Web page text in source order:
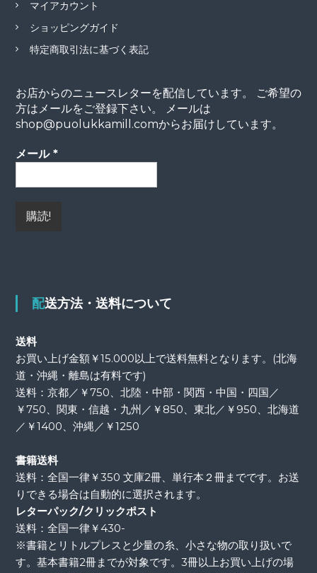
マイアカウント
ショッピングガイド
特定商取引法に基づく表記
お店からのニュースレターを配信しています。 ご希望の
方はメールをご登録下さい。 メールは
shop@puolukkamill.comからお届けしています。
メール *
配送方法・送料について
送料
お買い上げ金額￥15.000以上で送料無料となります。(北海
道・沖縄・離島は有料です)
送料：京都／￥750、北陸・中部・関西・中国・四国／
￥750、関東・信越・九州／￥850、東北／￥950、北海道
／￥1400、沖縄／￥1250
書籍送料
送料：全国一律￥350 文庫2冊、単行本２冊までです。お送
りできる場合は自動的に選択されます。
レターパック/クリックポスト
送料：全国一律￥430-
※書籍とリトルプレスと少量の糸、小さな物の取り扱いで
す。基本書籍2冊までが対象です。3冊以上お買い上げの場